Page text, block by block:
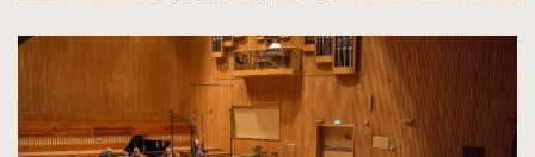
spowoduje
powiększenie
rozmiarów
oryginalnych